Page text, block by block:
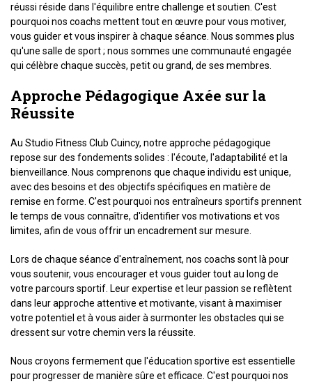
réussi réside dans l'équilibre entre challenge et soutien. C'est
pourquoi nos coachs mettent tout en œuvre pour vous motiver,
vous guider et vous inspirer à chaque séance. Nous sommes plus
qu'une salle de sport ; nous sommes une communauté engagée
qui célèbre chaque succès, petit ou grand, de ses membres.
Approche Pédagogique Axée sur la
Réussite
Au Studio Fitness Club Cuincy, notre approche pédagogique
repose sur des fondements solides : l'écoute, l'adaptabilité et la
bienveillance. Nous comprenons que chaque individu est unique,
avec des besoins et des objectifs spécifiques en matière de
remise en forme. C'est pourquoi nos entraîneurs sportifs prennent
le temps de vous connaître, d'identifier vos motivations et vos
limites, afin de vous offrir un encadrement sur mesure.
Lors de chaque séance d'entraînement, nos coachs sont là pour
vous soutenir, vous encourager et vous guider tout au long de
votre parcours sportif. Leur expertise et leur passion se reflètent
dans leur approche attentive et motivante, visant à maximiser
votre potentiel et à vous aider à surmonter les obstacles qui se
dressent sur votre chemin vers la réussite.
Nous croyons fermement que l'éducation sportive est essentielle
pour progresser de manière sûre et efficace. C'est pourquoi nos